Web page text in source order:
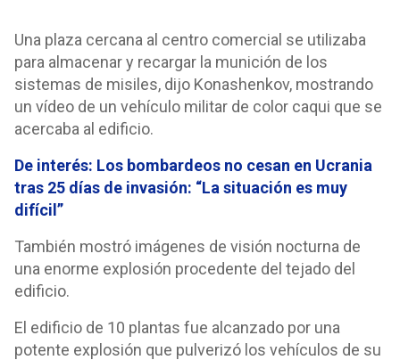
Una plaza cercana al centro comercial se utilizaba
para almacenar y recargar la munición de los
sistemas de misiles, dijo Konashenkov, mostrando
un vídeo de un vehículo militar de color caqui que se
acercaba al edificio.
De interés: Los bombardeos no cesan en Ucrania
tras 25 días de invasión: “La situación es muy
difícil”
También mostró imágenes de visión nocturna de
una enorme explosión procedente del tejado del
edificio.
El edificio de 10 plantas fue alcanzado por una
potente explosión que pulverizó los vehículos de su